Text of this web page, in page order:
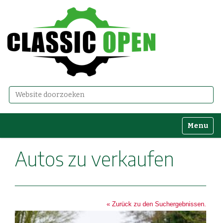
Zoek
Toggle
Autos zu verkaufen
« Zurück zu den Suchergebnissen.